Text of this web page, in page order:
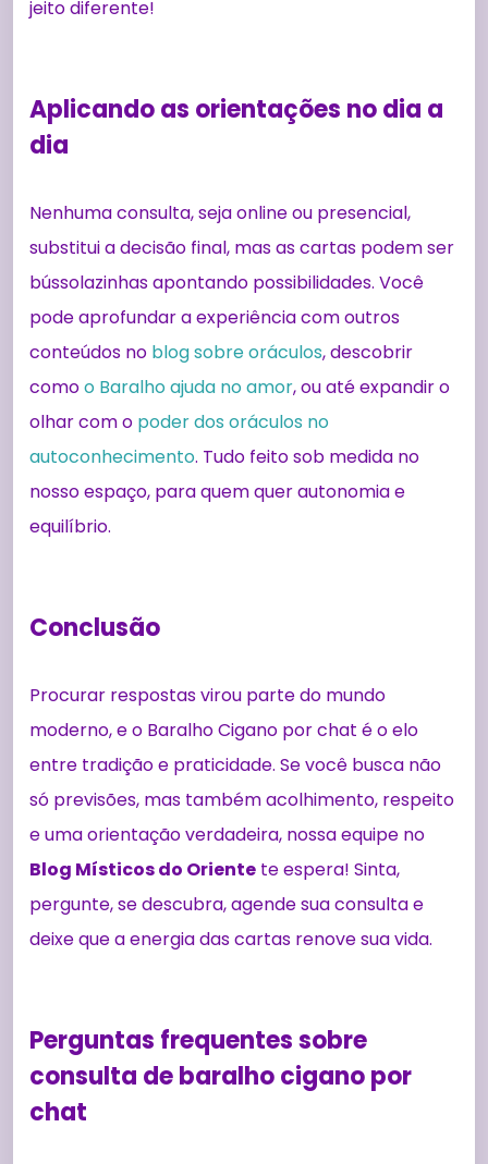
jeito diferente!
Aplicando as orientações no dia a
dia
Nenhuma consulta, seja online ou presencial,
substitui a decisão final, mas as cartas podem ser
bússolazinhas apontando possibilidades. Você
pode aprofundar a experiência com outros
conteúdos no blog sobre oráculos, descobrir
comoo Baralho ajuda no amor, ou até expandir o
olhar com o poder dos oráculos no
autoconhecimento. Tudo feito sob medida no
nosso espaço, para quem quer autonomia e
equilíbrio.
Conclusão
Procurar respostas virou parte do mundo
moderno, e o Baralho Cigano por chat é o elo
entre tradição e praticidade. Se você busca não
só previsões, mas também acolhimento, respeito
e uma orientação verdadeira, nossa equipe no
Blog Místicos do Oriente te espera! Sinta,
pergunte, se descubra, agende sua consulta e
deixe que a energia das cartas renove sua vida.
Perguntas frequentes sobre
consulta de baralho cigano por
chat